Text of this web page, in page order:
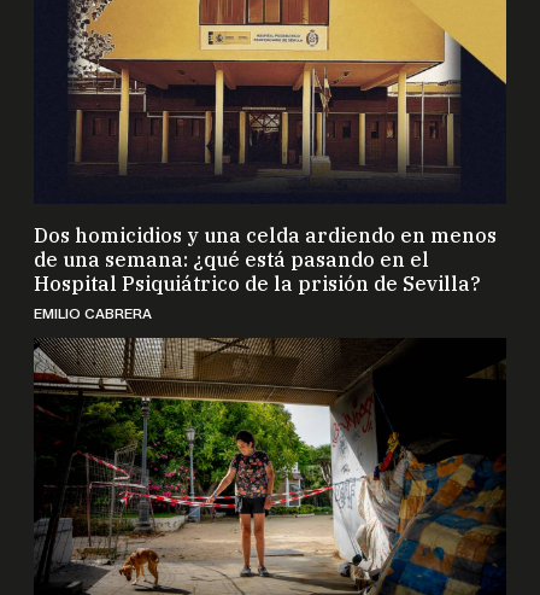
Dos homicidios y una celda ardiendo en menos
de una semana: ¿qué está pasando en el
Hospital Psiquiátrico de la prisión de Sevilla?
EMILIO CABRERA